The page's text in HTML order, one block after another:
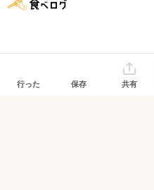
行った 保存 共有